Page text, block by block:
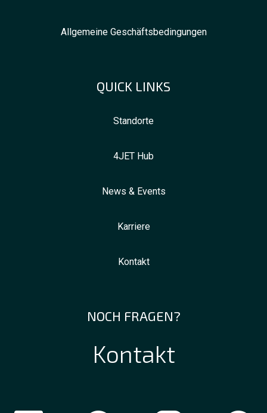
Allgemeine Geschäftsbedingungen
QUICK LINKS
Standorte
4JET Hub
News & Events
Karriere
Kontakt
NOCH FRAGEN?
Kontakt